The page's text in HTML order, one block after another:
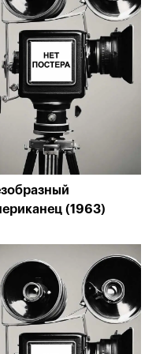
(1963)